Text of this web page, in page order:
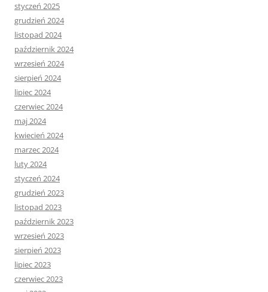
styczeń 2025
grudzień 2024
listopad 2024
październik 2024
wrzesień 2024
sierpień 2024
lipiec 2024
czerwiec 2024
maj 2024
kwiecień 2024
marzec 2024
luty 2024
styczeń 2024
grudzień 2023
listopad 2023
październik 2023
wrzesień 2023
sierpień 2023
lipiec 2023
czerwiec 2023